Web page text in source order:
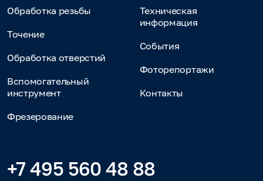
Обработка резьбы
Точение
Обработка отверстий
Вспомогательный
инструмент
Фрезерование
Техническая
информация
События
Фоторепортажи
Контакты
+7 495 560 48 88